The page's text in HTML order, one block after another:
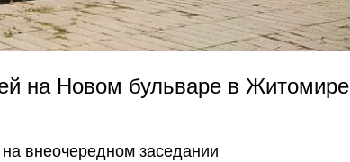
на Новом бульваре в Житомире
внеочередном заседании